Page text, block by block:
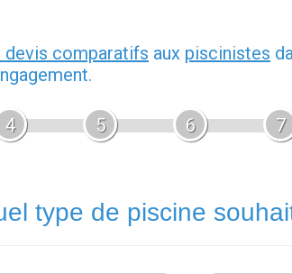
devis comparatifs aux piscinistes
4 5 6 7
type de piscine